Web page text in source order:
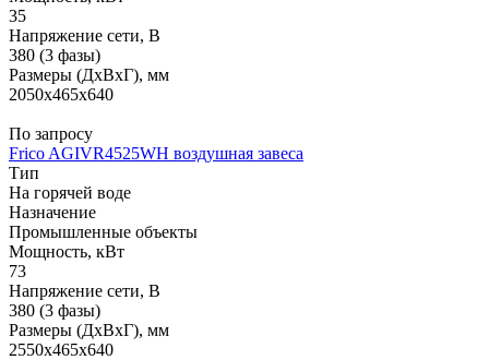
35
Напряжение сети, В
380 (3 фазы)
Размеры (ДхВхГ), мм
2050x465x640
По запросу
Frico AGIVR4525WH воздушная завеса
Тип
На горячей воде
Назначение
Промышленные объекты
Мощность, кВт
73
Напряжение сети, В
380 (3 фазы)
Размеры (ДхВхГ), мм
2550x465x640